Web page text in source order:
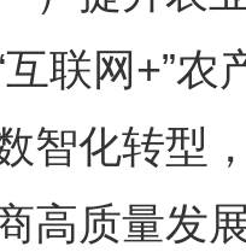
互联网+”
智化转型
高质量发